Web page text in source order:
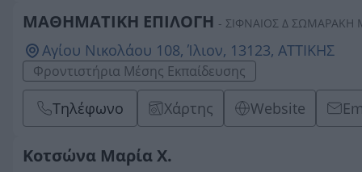
ΜΑΘΗΜΑΤΙΚΗ ΕΠΙΛΟΓΗ - ΣΙΦΝΑΙΟΣ Δ ΣΩΜΑΡΑΚΗ
Αγίου Νικολάου 108, Ίλιον, 13123, ΑΤΤΙΚΗΣ
Φροντιστήρια Μέσης Εκπαίδευσης
Τηλέφωνο Χάρτης Website
Κοτσώνα Μαρία Χ.